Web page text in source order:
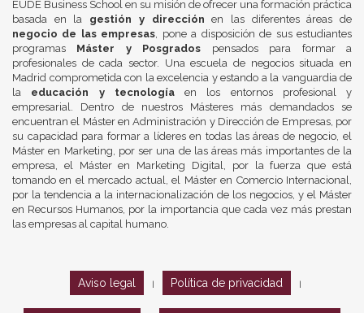
EUDE Business School en su misión de ofrecer una formación práctica
basada en la gestión y dirección en las diferentes áreas de
negocio de las empresas, pone a disposición de sus estudiantes
programas Máster y Posgrados pensados para formar a
profesionales de cada sector. Una escuela de negocios situada en
Madrid comprometida con la excelencia y estando a la vanguardia de
la educación y tecnologíaen los entornos profesional y
empresarial. Dentro de nuestros Másteres más demandados se
encuentran el Máster en Administración y Dirección de Empresas, por
su capacidad para formar a líderes en todas las áreas de negocio, el
Máster en Marketing, por ser una de las áreas más importantes de la
empresa, el Máster en Marketing Digital, por la fuerza que está
tomando en el mercado actual, el Máster en Comercio Internacional,
por la tendencia a la internacionalización de los negocios, y el Máster
en Recursos Humanos, por la importancia que cada vez más prestan
las empresas al capital humano.
Aviso legal Política de privacidad